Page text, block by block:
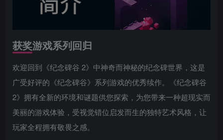
获奖游戏系列回归
欢迎回到《纪念碑谷 2》中神奇而神秘的纪念碑世界，这是
广受好评的《纪念碑谷》系列游戏的优秀续作。《纪念碑谷
2》拥有全新的环境和谜题供您探索，为您带来一种超现实而
美丽的游戏体验，受视觉错位启发而生的独特艺术风格，让
玩家全程拥有敬畏之感。